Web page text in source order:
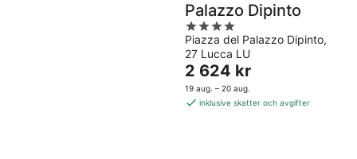
Palazzo Dipinto
4
out
of
5
Piazza del Palazzo Dipinto,
27 Lucca LU
Priset
är
2 624 kr
2 624 kr
19 aug. – 20 aug.
inklusive skatter och avgifter